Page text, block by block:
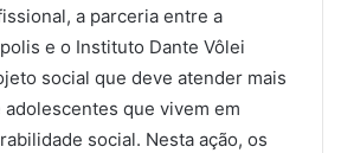
a parceria entre a
e o Instituto Dante Vôlei
social que deve atender mais
que vivem em
social. Nesta ação, os